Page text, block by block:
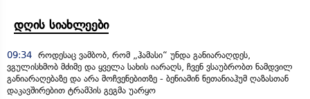
დღის სიახლეები
09:34 როდესაც ვამბობ, რომ „ჰამასი“ უნდა განიარაღდეს,
ვგულისხმობ მძიმე და ყველა სახის იარაღს, ჩვენ ვსაუბრობთ ნამდვილ
განიარაღებაზე და არა მოჩვენებითზე - ბენიამინ ნეთანიაჰუმ ღაზასთან
დაკავშირებით ტრამპის გეგმა უარყო